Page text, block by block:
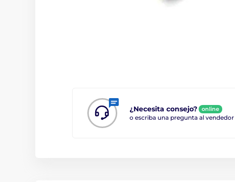
¿Necesita consejo? online
o escriba una pregunta al vendedor